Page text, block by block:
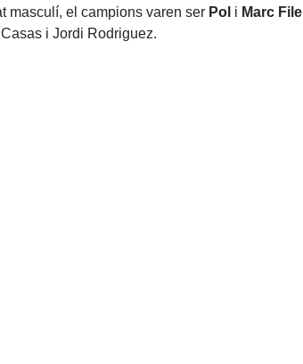
masculí, el campions varen ser Pol i Marc
i Jordi Rodriguez.